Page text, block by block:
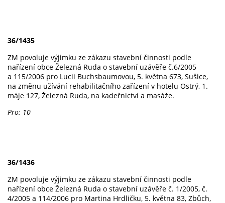
36/1435
ZM povoluje výjimku ze zákazu stavební činnosti podle
nařízení obce Železná Ruda o stavební uzávěře č.6/2005
a 115/2006 pro Lucii Buchsbaumovou, 5. května 673, Sušice,
na změnu užívání rehabilitačního zařízení v hotelu Ostrý, 1.
máje 127, Železná Ruda, na kadeřnictví a masáže.
Pro: 10
36/1436
ZM povoluje výjimku ze zákazu stavební činnosti podle
nařízení obce Železná Ruda o stavební uzávěře č. 1/2005, č.
4/2005 a 114/2006 pro Martina Hrdličku, 5. května 83, Zbůch,